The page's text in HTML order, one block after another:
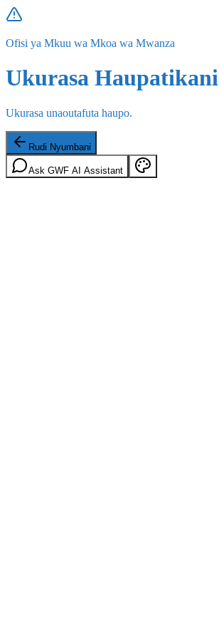
Ofisi ya Mkuu wa Mkoa wa Mwanza
Ukurasa Haupatikani
Ukurasa unaoutafuta haupo.
Rudi Nyumbani
Ask GWF AI Assistant